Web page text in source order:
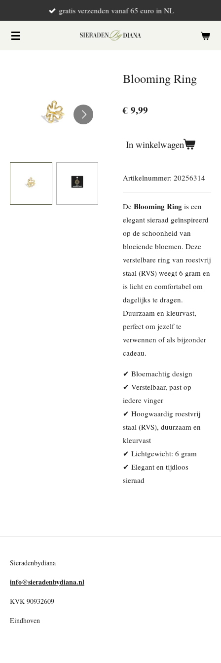
naar
gratis verzenden vanaf 65 euro in NL
Blooming Ring
€ 9,99
In winkelwagen
Artikelnummer: 20256314
De Blooming Ring is een
elegant sieraad geïnspireerd
op de schoonheid van
bloeiende bloemen. Deze
verstelbare ring van roestvrij
staal (RVS) weegt 6 gram en
is licht en comfortabel om
dagelijks te dragen.
Duurzaam en kleurvast,
perfect om jezelf te
verwennen of als bijzonder
cadeau.
✔ Bloemachtig design
✔ Verstelbaar, past op
iedere vinger
✔ Hoogwaardig roestvrij
staal (RVS), duurzaam en
kleurvast
✔ Lichtgewicht: 6 gram
✔ Elegant en tijdloos
sieraad
Sieradenbydiana
info@sieradenbydiana.nl
KVK 90932609
Eindhoven